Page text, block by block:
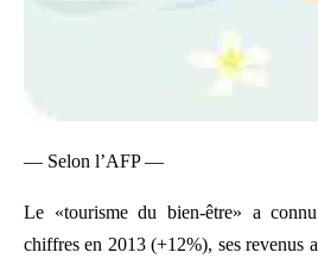
— Selon l’AFP —
Le «tourisme du bien-être» a
chiffres en 2013 (+12%), ses revenus